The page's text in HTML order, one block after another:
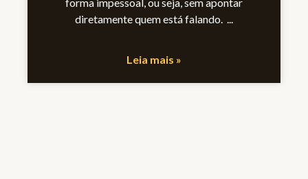
diretamente quem está falando.
Leia mais »